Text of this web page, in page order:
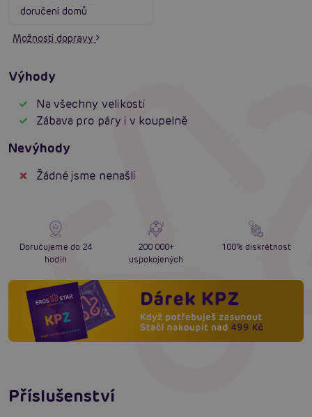
doručení domů
Možnosti dopravy
Výhody
Na všechny velikosti
Zábava pro páry i v koupelně
Nevýhody
Žádné jsme nenašli
Doručujeme do 24
hodin
200 000+
uspokojených
100% diskrétnost
Příslušenství